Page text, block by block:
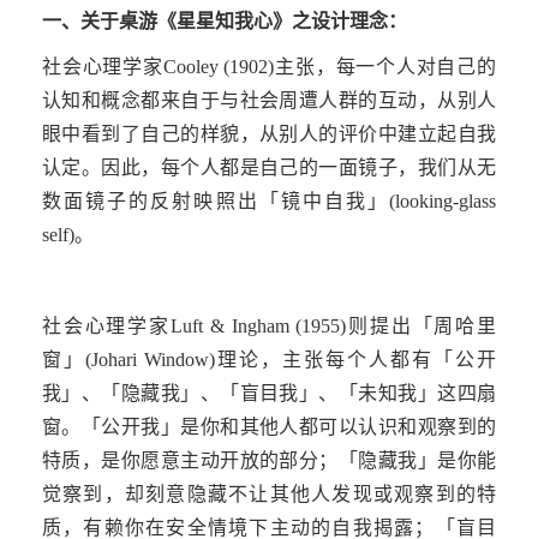
一、关于桌游《星星知我心》之设计理念：
社会心理学家Cooley (1902)主张，每一个人对自己的
认知和概念都来自于与社会周遭人群的互动，从别人
眼中看到了自己的样貌，从别人的评价中建立起自我
认定。因此，每个人都是自己的一面镜子，我们从无
数面镜子的反射映照出「镜中自我」 (looking-glass
self)。
社会心理学家Luft & Ingham (1955)则提出「周哈里
窗」 (Johari Window)理论，主张每个人都有「公开
我」、「隐藏我」、「盲目我」、「未知我」这四扇
窗。「公开我」是你和其他人都可以认识和观察到的
特质，是你愿意主动开放的部分；「隐藏我」是你能
觉察到，却刻意隐藏不让其他人发现或观察到的特
质，有赖你在安全情境下主动的自我揭露；「盲目